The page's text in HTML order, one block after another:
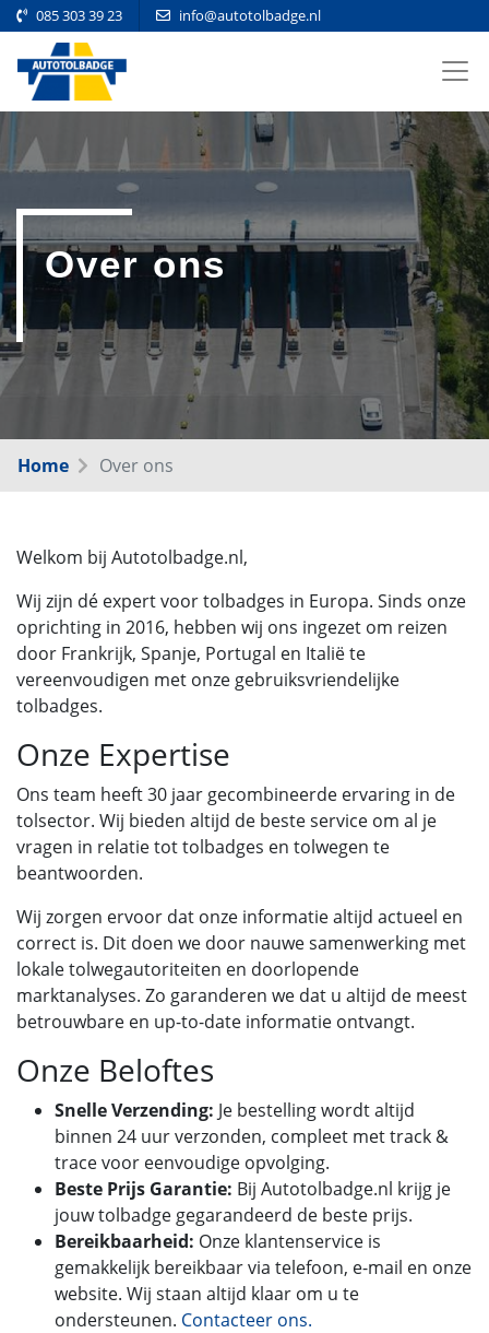
085 303 39 23 info@autotolbadge.nl
Over ons
Home Over ons
Welkom bij Autotolbadge.nl,
Wij zijn dé expert voor tolbadges in Europa. Sinds onze
oprichting in 2016, hebben wij ons ingezet om reizen
door Frankrijk, Spanje, Portugal en Italië te
vereenvoudigen met onze gebruiksvriendelijke
tolbadges.
Onze Expertise
Ons team heeft 30 jaar gecombineerde ervaring in de
tolsector. Wij bieden altijd de beste service om al je
vragen in relatie tot tolbadges en tolwegen te
beantwoorden.
Wij zorgen ervoor dat onze informatie altijd actueel en
correct is. Dit doen we door nauwe samenwerking met
lokale tolwegautoriteiten en doorlopende
marktanalyses. Zo garanderen we dat u altijd de meest
betrouwbare en up-to-date informatie ontvangt.
Onze Beloftes
Snelle Verzending: Je bestelling wordt altijd
binnen 24 uur verzonden, compleet met track &
trace voor eenvoudige opvolging.
Beste Prijs Garantie: Bij Autotolbadge.nl krijg je
jouw tolbadge gegarandeerd de beste prijs.
Bereikbaarheid: Onze klantenservice is
gemakkelijk bereikbaar via telefoon, e-mail en onze
website. Wij staan altijd klaar om u te
ondersteunen. Contacteer ons.